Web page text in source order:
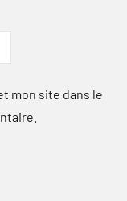
mon site dans le